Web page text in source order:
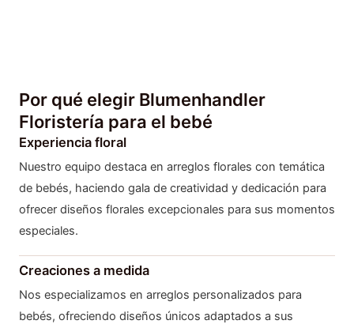
Por qué elegir Blumenhandler
Floristería para el bebé
Experiencia floral
Nuestro equipo destaca en arreglos florales con temática
de bebés, haciendo gala de creatividad y dedicación para
ofrecer diseños florales excepcionales para sus momentos
especiales.
Creaciones a medida
Nos especializamos en arreglos personalizados para
bebés, ofreciendo diseños únicos adaptados a sus